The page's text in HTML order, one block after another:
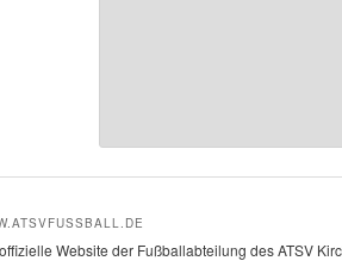
Website der Fußballabteilung des ATSV